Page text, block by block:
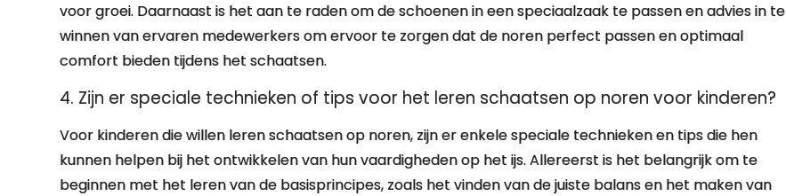
voor groei. Daarnaast is het aan te raden om de schoenen in een speciaalzaak te passen en advies in te
winnen van ervaren medewerkers om ervoor te zorgen dat de noren perfect passen en optimaal
comfort bieden tijdens het schaatsen.
4. Zijn er speciale technieken of tips voor het leren schaatsen op noren voor kinderen?
Voor kinderen die willen leren schaatsen op noren, zijn er enkele speciale technieken en tips die hen
kunnen helpen bij het ontwikkelen van hun vaardigheden op het ijs. Allereerst is het belangrijk om te
beginnen met het leren van de basisprincipes, zoals het vinden van de juiste balans en het maken van